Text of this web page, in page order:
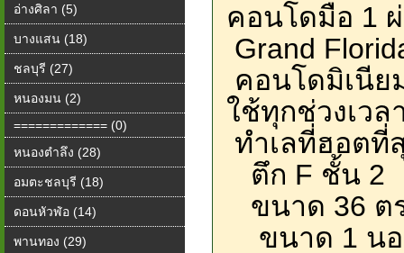
อ่างศิลา (5)
บางแสน (18)
ชลบุรี (27)
หนองมน (2)
============= (0)
หนองตำลึง (28)
อมตะชลบุรี (18)
ดอนหัวฬ่อ (14)
พานทอง (29)
คอนโดมือ 1
Grand
คอนโดมิเนี
ใช้ทุกช่วงเว
ทำเลที่ฮอตที่
ตึก F ชั้น 2
ขนาด 36 ต
ขนาด 1 นอ